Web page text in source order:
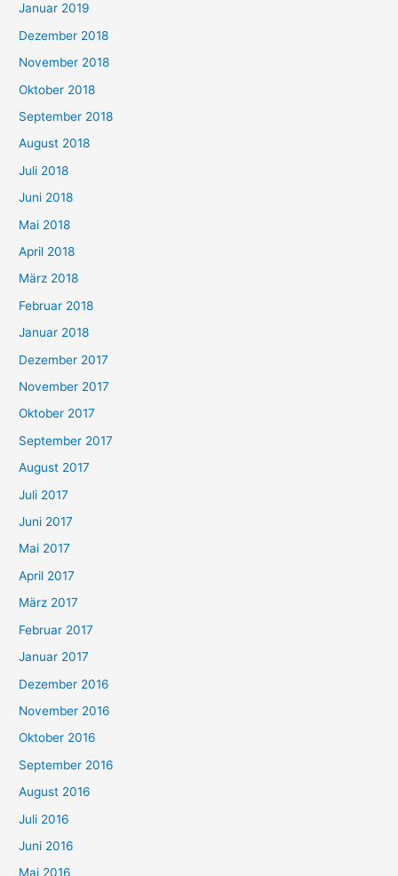
Januar 2019
Dezember 2018
November 2018
Oktober 2018
September 2018
August 2018
Juli 2018
Juni 2018
Mai 2018
April 2018
März 2018
Februar 2018
Januar 2018
Dezember 2017
November 2017
Oktober 2017
September 2017
August 2017
Juli 2017
Juni 2017
Mai 2017
April 2017
März 2017
Februar 2017
Januar 2017
Dezember 2016
November 2016
Oktober 2016
September 2016
August 2016
Juli 2016
Juni 2016
Mai 2016